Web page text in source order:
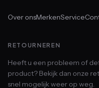
Over onsMerkenService
RETOURNEREN
Heeft u een probleem of
product? Bekijk dan onze
snel mogelijk weer op weg.